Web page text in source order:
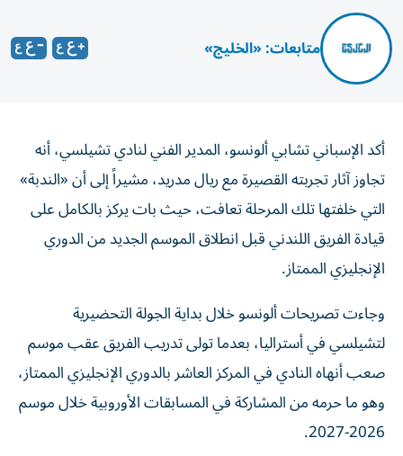
متابعات: «الخليج»
أكد الإسباني تشابي ألونسو، المدير الفني لنادي تشيلسي، أنه
تجاوز آثار تجربته القصيرة مع ريال مدريد، مشيراً إلى أن «الندبة»
التي خلفتها تلك المرحلة تعافت، حيث بات يركز بالكامل على
قيادة الفريق اللندني قبل انطلاق الموسم الجديد من الدوري
الإنجليزي الممتاز.
وجاءت تصريحات ألونسو خلال بداية الجولة التحضيرية
لتشيلسي في أستراليا، بعدما تولى تدريب الفريق عقب موسم
صعب أنهاه النادي في المركز العاشر بالدوري الإنجليزي الممتاز،
وهو ما حرمه من المشاركة في المسابقات الأوروبية خلال موسم
2026-2027.